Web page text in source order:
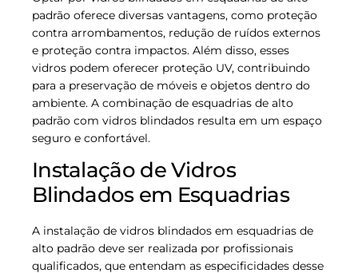
padrão oferece diversas vantagens, como proteção
contra arrombamentos, redução de ruídos externos
e proteção contra impactos. Além disso, esses
vidros podem oferecer proteção UV, contribuindo
para a preservação de móveis e objetos dentro do
ambiente. A combinação de esquadrias de alto
padrão com vidros blindados resulta em um espaço
seguro e confortável.
Instalação de Vidros
Blindados em Esquadrias
A instalação de vidros blindados em esquadrias de
alto padrão deve ser realizada por profissionais
qualificados, que entendam as especificidades desse